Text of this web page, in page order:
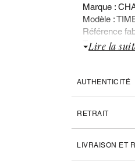
Marque :
Modèle :
Référence
Type sac :
Valeur du
Aucun
Lire la
AUTHENTICITÉ
RETRAIT
LIVRAISON ET